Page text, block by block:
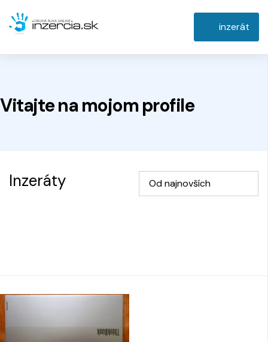
inzerát
Vitajte na mojom profile
Inzeráty Od najnovších